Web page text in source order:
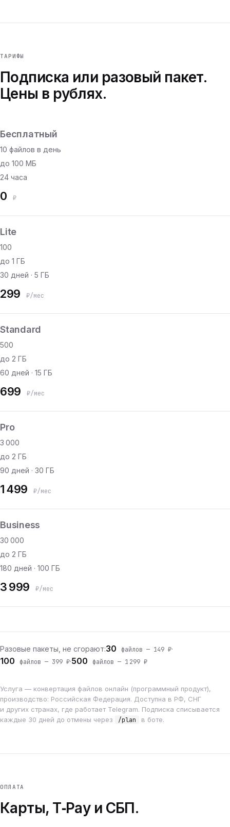
ТАРИФЫ
Подписка или разовый пакет.
Цены в рублях.
Бесплатный
10 файлов в день
до 100 МБ
24 часа
0 ₽
Lite
100
до 1 ГБ
30 дней · 5 ГБ
299 ₽/мес
Standard
500
до 2 ГБ
60 дней · 15 ГБ
699 ₽/мес
Pro
3 000
до 2 ГБ
90 дней · 30 ГБ
1 499 ₽/мес
Business
30 000
до 2 ГБ
180 дней · 100 ГБ
3 999 ₽/мес
Разовые пакеты, не сгорают:30 файлов — 149 ₽·
100 файлов — 399 ₽·500 файлов — 1 299 ₽
Услуга — конвертация файлов онлайн (программный продукт),
производство: Российская Федерация. Доступна в РФ, СНГ
и других странах, где работает Telegram. Подписка списывается
каждые 30 дней до отмены через
/plan в боте.
ОПЛАТА
Карты, T‑Pay и СБП.